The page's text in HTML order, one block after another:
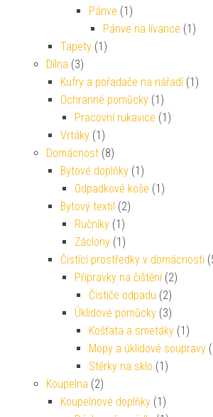
Pánve (1)
Pánve na lívance (1)
Tapety (1)
Dílna (3)
Kufry a pořadače na nářadí (1)
Ochranné pomůcky (1)
Pracovní rukavice (1)
Vrtáky (1)
Domácnost (8)
Bytové doplňky (1)
Odpadkové koše (1)
Bytový textil (2)
Ručníky (1)
Záclony (1)
Čistící prostředky v domácnosti
Přípravky na čištění (2)
Čističe odpadu (2)
Úklidové pomůcky (3)
Košťata a smetáky (1)
Mopy a úklidové soupravy
Stěrky na sklo (1)
Koupelna (2)
Koupelnové doplňky (1)